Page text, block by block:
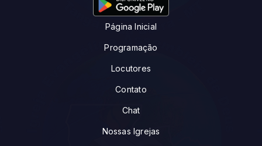
Página Inicial
Programação
Locutores
Contato
Chat
Nossas Igrejas